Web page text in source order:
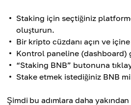
Staking için seçtiğiniz
oluşturun.
Bir kripto cüzdanı açın ve içine
Kontrol paneline (dashboard)
“Staking BNB” butonuna
Stake etmek istediğiniz BNB
Şimdi bu adımlara daha yakından